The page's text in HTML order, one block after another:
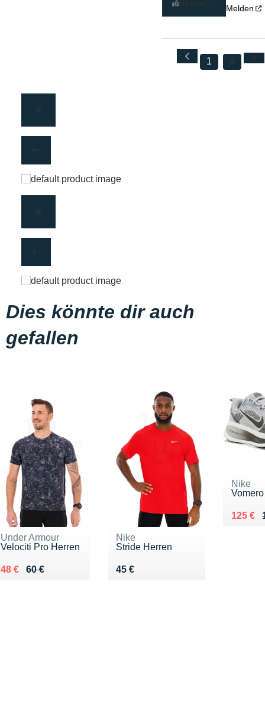
Hilfreich(0) Melden
1 4
Dies könnte dir auch
gefallen
Under Armour
Velociti Pro Herren
60 €
Au lieu de 60 €
48 €
Vendu 48 €
Nike
Stride Herren
45 €
Vendu 45 €
Nike
Au lieu
125 €
Vendu